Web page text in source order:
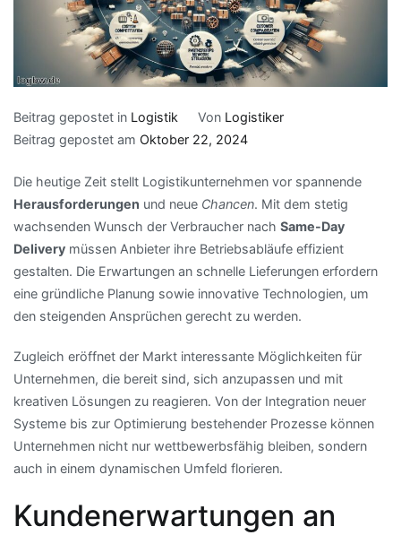
Beitrag gepostet in Logistik Von Logistiker
Beitrag gepostet am Oktober 22, 2024
Die heutige Zeit stellt Logistikunternehmen vor spannende
Herausforderungen und neue Chancen. Mit dem stetig
wachsenden Wunsch der Verbraucher nach Same-Day
Delivery müssen Anbieter ihre Betriebsabläufe effizient
gestalten. Die Erwartungen an schnelle Lieferungen erfordern
eine gründliche Planung sowie innovative Technologien, um
den steigenden Ansprüchen gerecht zu werden.
Zugleich eröffnet der Markt interessante Möglichkeiten für
Unternehmen, die bereit sind, sich anzupassen und mit
kreativen Lösungen zu reagieren. Von der Integration neuer
Systeme bis zur Optimierung bestehender Prozesse können
Unternehmen nicht nur wettbewerbsfähig bleiben, sondern
auch in einem dynamischen Umfeld florieren.
Kundenerwartungen an